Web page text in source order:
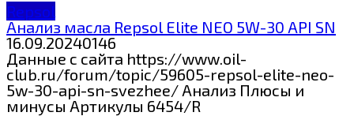
Repsol
Анализ масла Repsol Elite NEO 5W-30 API SN
16.09.20240146
Данные с сайта https://www.oil-
club.ru/forum/topic/59605-repsol-elite-neo-
5w-30-api-sn-svezhee/ Анализ Плюсы и
минусы Артикулы 6454/R